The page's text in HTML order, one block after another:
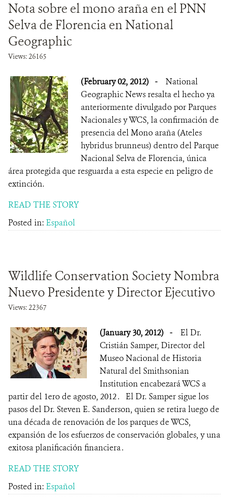
Nota sobre el mono araña en el PNN
Selva de Florencia en National
Geographic
Views: 26165
(February 02, 2012) -
National
Geographic News resalta el hecho ya
anteriormente divulgado por Parques
Nacionales y WCS, la confirmación de
presencia del Mono araña (Ateles
hybridus brunneus) dentro del Parque
Nacional Selva de Florencia, única
área protegida que resguarda a esta especie en peligro de
extinción.
READ THE STORY
Posted in: Español
Wildlife Conservation Society Nombra
Nuevo Presidente y Director Ejecutivo
Views: 22367
(January 30, 2012) -
El Dr.
Cristián Samper, Director del
Museo Nacional de Historia
Natural del Smithsonian
Institution encabezará WCS a
partir del 1ero de agosto, 2012 . El Dr. Samper sigue los
pasos del Dr. Steven E. Sanderson, quien se retira luego de
una década de renovación de los parques de WCS,
expansión de los esfuerzos de conservación globales, y una
exitosa planificación financiera .
READ THE STORY
Posted in: Español